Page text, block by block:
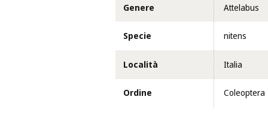
Genere Attelabus
Specie nitens
Località Italia
Ordine Coleoptera